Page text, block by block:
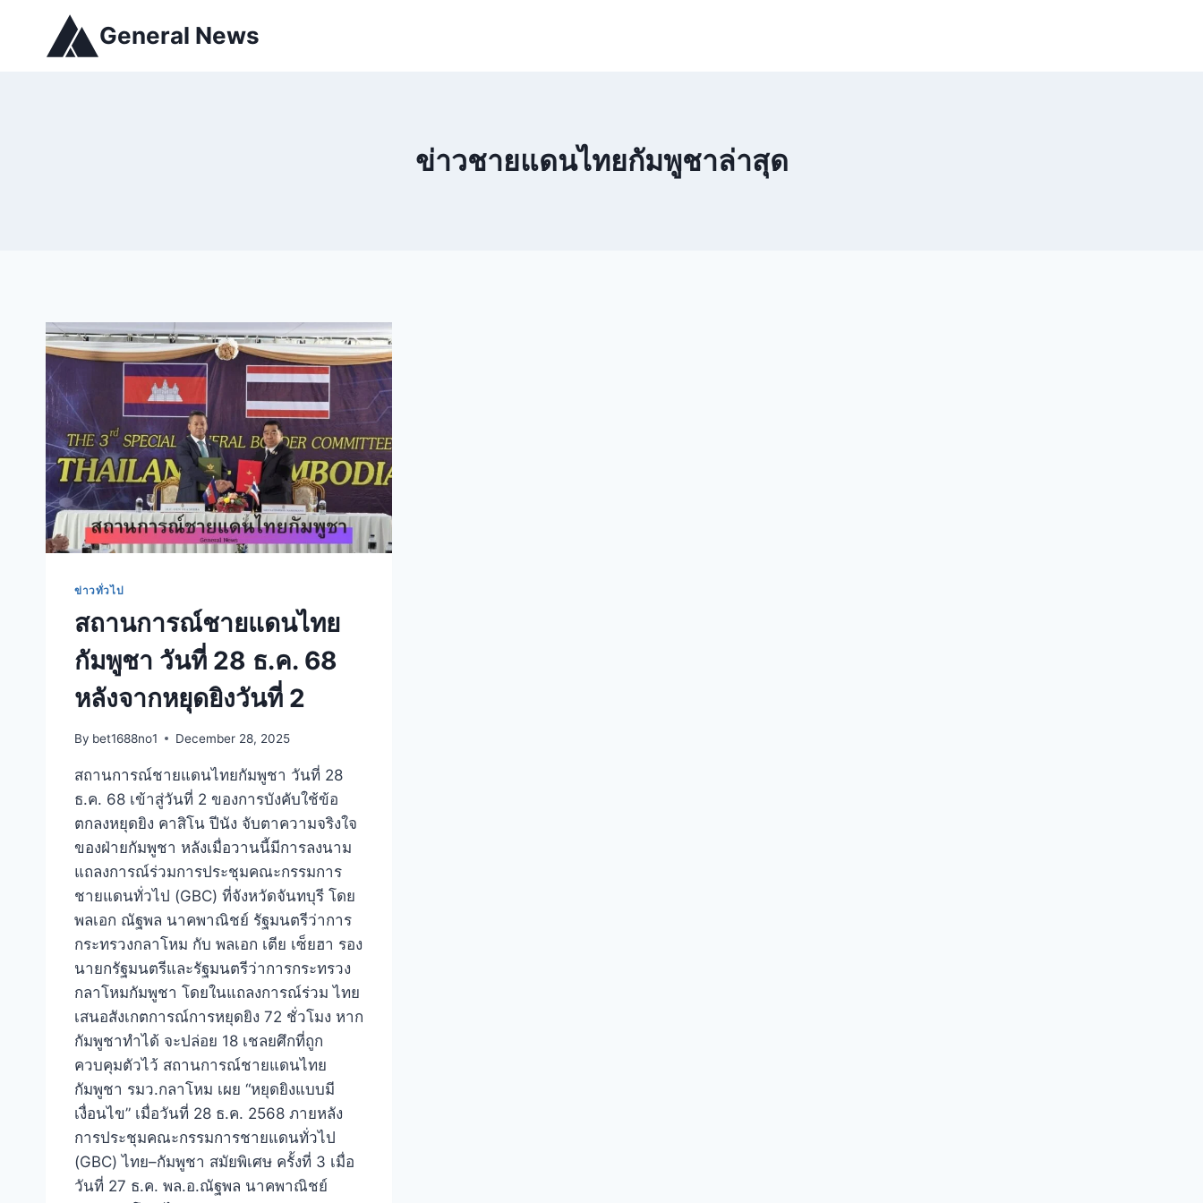
General News
ข่าวชายแดนไทยกัมพูชาล่าสุด
ข่าวทั่วไป
สถานการณ์ชายแดนไทย
กัมพูชา วันที่ 28 ธ.ค. 68
หลังจากหยุดยิงวันที่ 2
By bet1688no1 December 28, 2025
สถานการณ์ชายแดนไทยกัมพูชา วันที่ 28
ธ.ค. 68 เข้าสู่วันที่ 2 ของการบังคับใช้ข้อ
ตกลงหยุดยิง คาสิโน ปีนัง จับตาความจริงใจ
ของฝ่ายกัมพูชา หลังเมื่อวานนี้มีการลงนาม
แถลงการณ์ร่วมการประชุมคณะกรรมการ
ชายแดนทั่วไป (GBC) ที่จังหวัดจันทบุรี โดย
พลเอก ณัฐพล นาคพาณิชย์ รัฐมนตรีว่าการ
กระทรวงกลาโหม กับ พลเอก เตีย เซ็ยฮา รอง
นายกรัฐมนตรีและรัฐมนตรีว่าการกระทรวง
กลาโหมกัมพูชา โดยในแถลงการณ์ร่วม ไทย
เสนอสังเกตการณ์การหยุดยิง 72 ชั่วโมง หาก
กัมพูชาทำได้ จะปล่อย 18 เชลยศึกที่ถูก
ควบคุมตัวไว้ สถานการณ์ชายแดนไทย
กัมพูชา รมว.กลาโหม เผย “หยุดยิงแบบมี
เงื่อนไข” เมื่อวันที่ 28 ธ.ค. 2568 ภายหลัง
การประชุมคณะกรรมการชายแดนทั่วไป
(GBC) ไทย–กัมพูชา สมัยพิเศษ ครั้งที่ 3 เมื่อ
วันที่ 27 ธ.ค. พล.อ.ณัฐพล นาคพาณิชย์